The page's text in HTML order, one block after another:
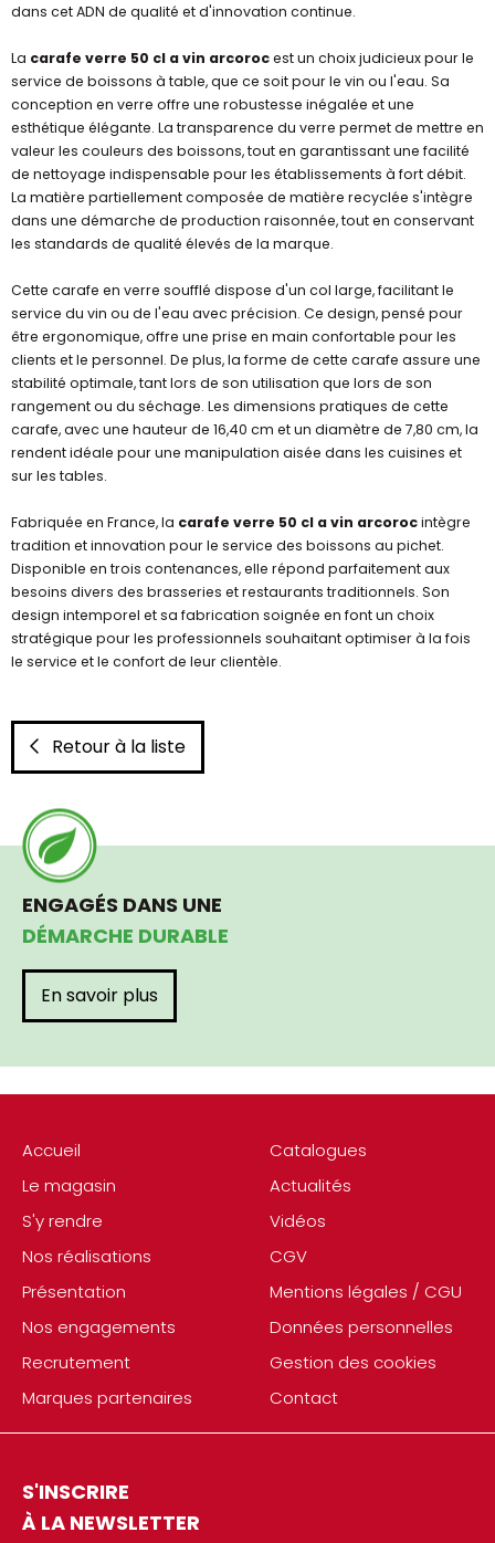
dans cet ADN de qualité et d'innovation continue.
La carafe verre 50 cl a vin arcorocest un choix judicieux pour le
service de boissons à table, que ce soit pour le vin ou l'eau. Sa
conception en verre offre une robustesse inégalée et une
esthétique élégante. La transparence du verre permet de mettre en
valeur les couleurs des boissons, tout en garantissant une facilité
de nettoyage indispensable pour les établissements à fort débit.
La matière partiellement composée de matière recyclée s'intègre
dans une démarche de production raisonnée, tout en conservant
les standards de qualité élevés de la marque.
Cette carafe en verre soufflé dispose d'un col large, facilitant le
service du vin ou de l'eau avec précision. Ce design, pensé pour
être ergonomique, offre une prise en main confortable pour les
clients et le personnel. De plus, la forme de cette carafe assure une
stabilité optimale, tant lors de son utilisation que lors de son
rangement ou du séchage. Les dimensions pratiques de cette
carafe, avec une hauteur de 16,40 cm et un diamètre de 7,80 cm, la
rendent idéale pour une manipulation aisée dans les cuisines et
sur les tables.
Fabriquée en France, la carafe verre 50 cl a vin arcorocintègre
tradition et innovation pour le service des boissons au pichet.
Disponible en trois contenances, elle répond parfaitement aux
besoins divers des brasseries et restaurants traditionnels. Son
design intemporel et sa fabrication soignée en font un choix
stratégique pour les professionnels souhaitant optimiser à la fois
le service et le confort de leur clientèle.
Retour à la liste
Accueil
Le magasin
S'y rendre
Nos réalisations
Présentation
Nos engagements
Recrutement
Marques partenaires
Catalogues
Actualités
Vidéos
CGV
Mentions légales / CGU
Données personnelles
Gestion des cookies
Contact
S'INSCRIRE
À LA NEWSLETTER
ENGAGÉS DANS UNE
DÉMARCHE DURABLE
En savoir plus